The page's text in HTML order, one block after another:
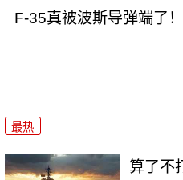
F-35真被波斯导弹端了
最热
算了不